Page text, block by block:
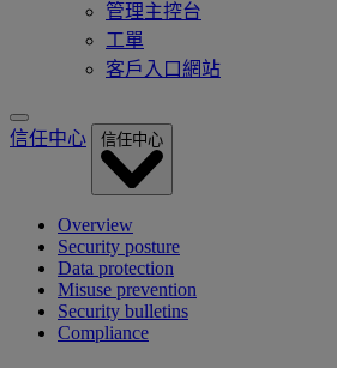
管理主控台
工單
客戶入口網站
信任中心 信任中心
Overview
Security posture
Data protection
Misuse prevention
Security bulletins
Compliance